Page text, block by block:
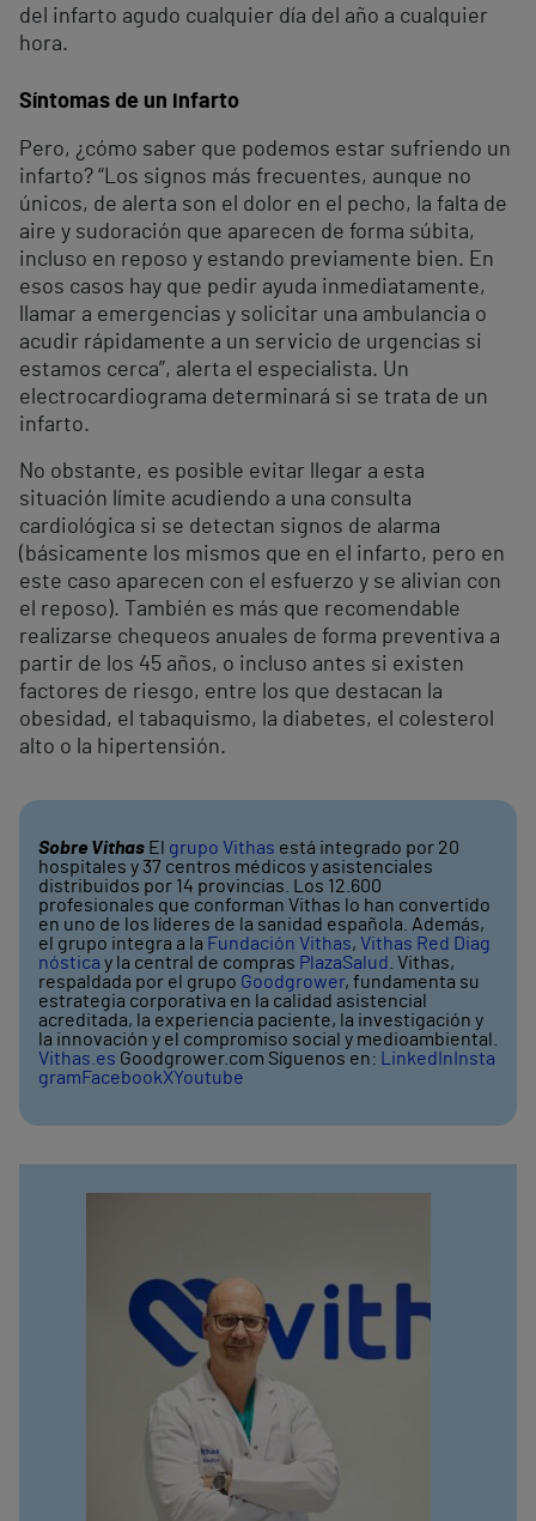
del infarto agudo cualquier día del año a cualquier
hora.
Síntomas de un infarto
Pero, ¿cómo saber que podemos estar sufriendo un
infarto? “Los signos más frecuentes, aunque no
únicos, de alerta son el dolor en el pecho, la falta de
aire y sudoración que aparecen de forma súbita,
incluso en reposo y estando previamente bien. En
esos casos hay que pedir ayuda inmediatamente,
llamar a emergencias y solicitar una ambulancia o
acudir rápidamente a un servicio de urgencias si
estamos cerca”, alerta el especialista. Un
electrocardiograma determinará si se trata de un
infarto.
No obstante, es posible evitar llegar a esta
situación límite acudiendo a una consulta
cardiológica si se detectan signos de alarma
(básicamente los mismos que en el infarto, pero en
este caso aparecen con el esfuerzo y se alivian con
el reposo). También es más que recomendable
realizarse chequeos anuales de forma preventiva a
partir de los 45 años, o incluso antes si existen
factores de riesgo, entre los que destacan la
obesidad, el tabaquismo, la diabetes, el colesterol
alto o la hipertensión.
Sobre Vithas El grupo Vithas está integrado por 20
hospitales y 37 centros médicos y asistenciales
distribuidos por 14 provincias. Los 12.600
profesionales que conforman Vithas lo han convertido
en uno de los líderes de la sanidad española. Además,
el grupo integra a la Fundación Vithas, Vithas Red Diag
nóstica y la central de compras PlazaSalud . Vithas,
respaldada por el grupo Goodgrower, fundamenta su
estrategia corporativa en la calidad asistencial
acreditada, la experiencia paciente, la investigación y
la innovación y el compromiso social y medioambiental.
Vithas.es Goodgrower.com Síguenos en: LinkedIn Insta
gramFacebookXYoutube